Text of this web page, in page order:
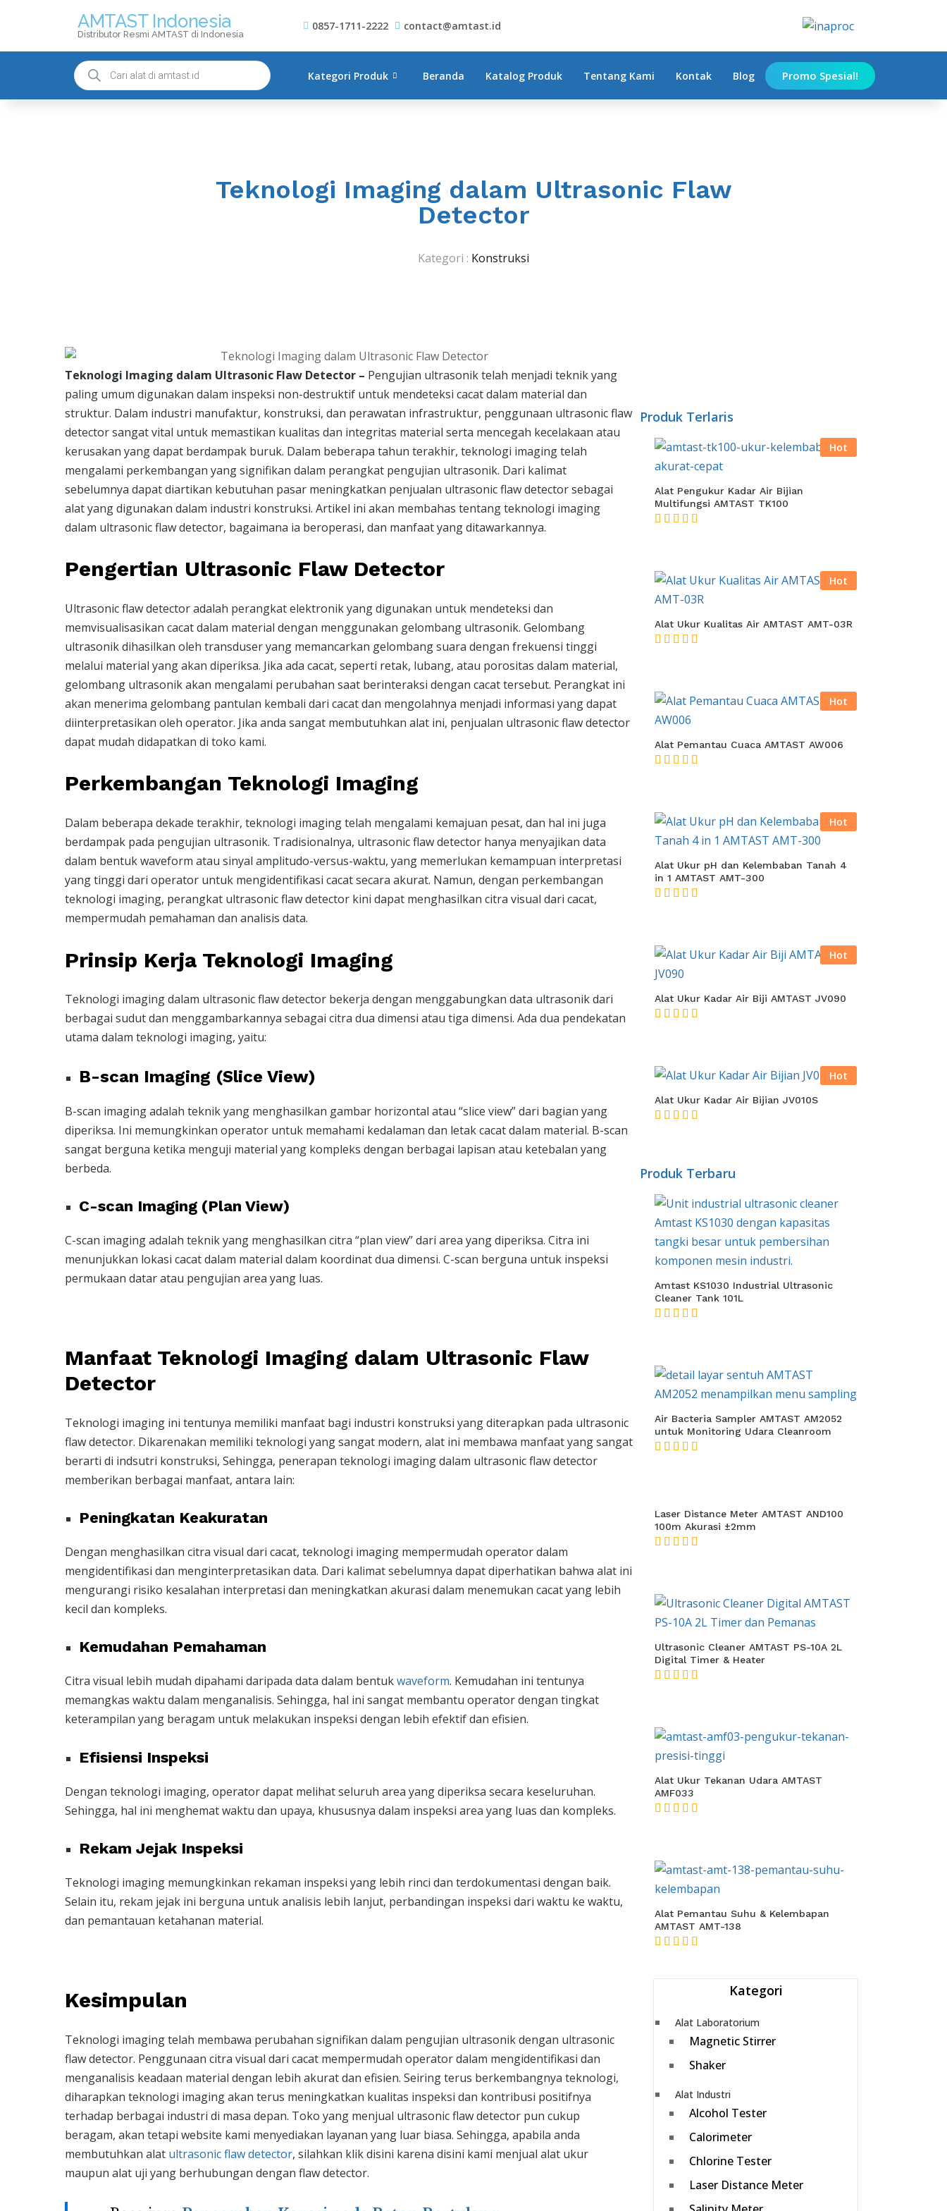
AMTAST Indonesia
Distributor Resmi AMTAST di Indonesia
0857-1711-2222 contact@amtast.id
Kategori Produk Beranda Katalog Produk Tentang Kami Kontak Blog Promo Spesial!
Teknologi Imaging dalam Ultrasonic Flaw
Detector
Kategori : Konstruksi
Teknologi Imaging dalam Ultrasonic Flaw Detector – Pengujian ultrasonik telah menjadi teknik yang
paling umum digunakan dalam inspeksi non-destruktif untuk mendeteksi cacat dalam material dan
struktur. Dalam industri manufaktur, konstruksi, dan perawatan infrastruktur, penggunaan ultrasonic flaw
detector sangat vital untuk memastikan kualitas dan integritas material serta mencegah kecelakaan atau
kerusakan yang dapat berdampak buruk. Dalam beberapa tahun terakhir, teknologi imaging telah
mengalami perkembangan yang signifikan dalam perangkat pengujian ultrasonik. Dari kalimat
sebelumnya dapat diartikan kebutuhan pasar meningkatkan penjualan ultrasonic flaw detector sebagai
alat yang digunakan dalam industri konstruksi. Artikel ini akan membahas tentang teknologi imaging
dalam ultrasonic flaw detector, bagaimana ia beroperasi, dan manfaat yang ditawarkannya.
Pengertian Ultrasonic Flaw Detector
Ultrasonic flaw detector adalah perangkat elektronik yang digunakan untuk mendeteksi dan
memvisualisasikan cacat dalam material dengan menggunakan gelombang ultrasonik. Gelombang
ultrasonik dihasilkan oleh transduser yang memancarkan gelombang suara dengan frekuensi tinggi
melalui material yang akan diperiksa. Jika ada cacat, seperti retak, lubang, atau porositas dalam material,
gelombang ultrasonik akan mengalami perubahan saat berinteraksi dengan cacat tersebut. Perangkat ini
akan menerima gelombang pantulan kembali dari cacat dan mengolahnya menjadi informasi yang dapat
diinterpretasikan oleh operator. Jika anda sangat membutuhkan alat ini, penjualan ultrasonic flaw detector
dapat mudah didapatkan di toko kami.
Perkembangan Teknologi Imaging
Dalam beberapa dekade terakhir, teknologi imaging telah mengalami kemajuan pesat, dan hal ini juga
berdampak pada pengujian ultrasonik. Tradisionalnya, ultrasonic flaw detector hanya menyajikan data
dalam bentuk waveform atau sinyal amplitudo-versus-waktu, yang memerlukan kemampuan interpretasi
yang tinggi dari operator untuk mengidentifikasi cacat secara akurat. Namun, dengan perkembangan
teknologi imaging, perangkat ultrasonic flaw detector kini dapat menghasilkan citra visual dari cacat,
mempermudah pemahaman dan analisis data.
Prinsip Kerja Teknologi Imaging
Teknologi imaging dalam ultrasonic flaw detector bekerja dengan menggabungkan data ultrasonik dari
berbagai sudut dan menggambarkannya sebagai citra dua dimensi atau tiga dimensi. Ada dua pendekatan
utama dalam teknologi imaging, yaitu:
B-scan Imaging (Slice View)
B-scan imaging adalah teknik yang menghasilkan gambar horizontal atau “slice view” dari bagian yang
diperiksa. Ini memungkinkan operator untuk memahami kedalaman dan letak cacat dalam material. B-scan
sangat berguna ketika menguji material yang kompleks dengan berbagai lapisan atau ketebalan yang
berbeda.
C-scan Imaging (Plan View)
C-scan imaging adalah teknik yang menghasilkan citra “plan view” dari area yang diperiksa. Citra ini
menunjukkan lokasi cacat dalam material dalam koordinat dua dimensi. C-scan berguna untuk inspeksi
permukaan datar atau pengujian area yang luas.
Manfaat Teknologi Imaging dalam Ultrasonic Flaw
Detector
Teknologi imaging ini tentunya memiliki manfaat bagi industri konstruksi yang diterapkan pada ultrasonic
flaw detector. Dikarenakan memiliki teknologi yang sangat modern, alat ini membawa manfaat yang sangat
berarti di indsutri konstruksi, Sehingga, penerapan teknologi imaging dalam ultrasonic flaw detector
memberikan berbagai manfaat, antara lain:
Peningkatan Keakuratan
Dengan menghasilkan citra visual dari cacat, teknologi imaging mempermudah operator dalam
mengidentifikasi dan menginterpretasikan data. Dari kalimat sebelumnya dapat diperhatikan bahwa alat ini
mengurangi risiko kesalahan interpretasi dan meningkatkan akurasi dalam menemukan cacat yang lebih
kecil dan kompleks.
Kemudahan Pemahaman
Citra visual lebih mudah dipahami daripada data dalam bentukwaveform. Kemudahan ini tentunya
memangkas waktu dalam menganalisis. Sehingga, hal ini sangat membantu operator dengan tingkat
keterampilan yang beragam untuk melakukan inspeksi dengan lebih efektif dan efisien.
Efisiensi Inspeksi
Dengan teknologi imaging, operator dapat melihat seluruh area yang diperiksa secara keseluruhan.
Sehingga, hal ini menghemat waktu dan upaya, khususnya dalam inspeksi area yang luas dan kompleks.
Rekam Jejak Inspeksi
Teknologi imaging memungkinkan rekaman inspeksi yang lebih rinci dan terdokumentasi dengan baik.
Selain itu, rekam jejak ini berguna untuk analisis lebih lanjut, perbandingan inspeksi dari waktu ke waktu,
dan pemantauan ketahanan material.
Kesimpulan
Teknologi imaging telah membawa perubahan signifikan dalam pengujian ultrasonik dengan ultrasonic
flaw detector. Penggunaan citra visual dari cacat mempermudah operator dalam mengidentifikasi dan
menganalisis keadaan material dengan lebih akurat dan efisien. Seiring terus berkembangnya teknologi,
diharapkan teknologi imaging akan terus meningkatkan kualitas inspeksi dan kontribusi positifnya
terhadap berbagai industri di masa depan. Toko yang menjual ultrasonic flaw detector pun cukup
beragam, akan tetapi website kami menyediakan layanan yang luar biasa. Sehingga, apabila anda
membutuhkan alat ultrasonic flaw detector, silahkan klik disini karena disini kami menjual alat ukur
maupun alat uji yang berhubungan dengan flaw detector.
Produk Terlaris
Hot
Alat Pengukur Kadar Air Bijian
Multifungsi AMTAST TK100
Hot
Alat Ukur Kualitas Air AMTAST AMT-03R
Hot
Alat Pemantau Cuaca AMTAST AW006
Hot
Alat Ukur pH dan Kelembaban Tanah 4
in 1 AMTAST AMT-300
Hot
Alat Ukur Kadar Air Biji AMTAST JV090
Hot
Alat Ukur Kadar Air Bijian JV010S
Produk Terbaru
Amtast KS1030 Industrial Ultrasonic
Cleaner Tank 101L
Air Bacteria Sampler AMTAST AM2052
untuk Monitoring Udara Cleanroom
Laser Distance Meter AMTAST AND100
100m Akurasi ±2mm
Ultrasonic Cleaner AMTAST PS-10A 2L
Digital Timer & Heater
Alat Ukur Tekanan Udara AMTAST
AMF033
Alat Pemantau Suhu & Kelembapan
AMTAST AMT-138
Kategori
Alat Laboratorium
Magnetic Stirrer
Shaker
Alat Industri
Alcohol Tester
Calorimeter
Chlorine Tester
Laser Distance Meter